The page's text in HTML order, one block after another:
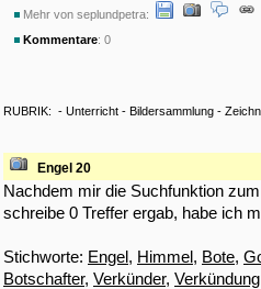
Mehr von seplundpetra:
Kommentare: 0
RUBRIK: - Unterricht - Bildersammlung -
Engel 20
Nachdem mir die Suchfunktion
schreibe 0 Treffer ergab, habe ich
Stichworte: Engel, Himmel, Bote,
Botschafter, Verkünder, Verkündung